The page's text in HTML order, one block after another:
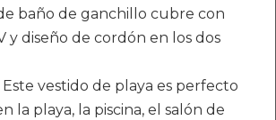
baño de ganchillo cubre con
y diseño de cordón en los dos
Este vestido de playa es perfecto
la playa, la piscina, el salón de